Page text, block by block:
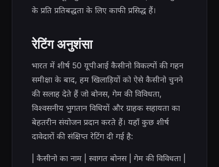
के प्रति प्रतिबद्धता के लिए काफी प्रसिद्ध हैं।
रेटिंग अनुशंसा
भारत में शीर्ष 50 यूपीआई कैसीनो विकल्पों की गहन
समीक्षा के बाद, हम खिलाड़ियों को ऐसे कैसीनो चुनने
की सलाह देते हैं जो बोनस, गेम की विविधता,
विश्वसनीय भुगतान विधियों और ग्राहक सहायता का
बेहतरीन संयोजन प्रदान करते हैं। यहाँ कुछ शीर्ष
दावेदारों की संक्षिप्त रेटिंग दी गई है:
| कैसीनो का नाम | स्वागत बोनस | गेम की विविधता |